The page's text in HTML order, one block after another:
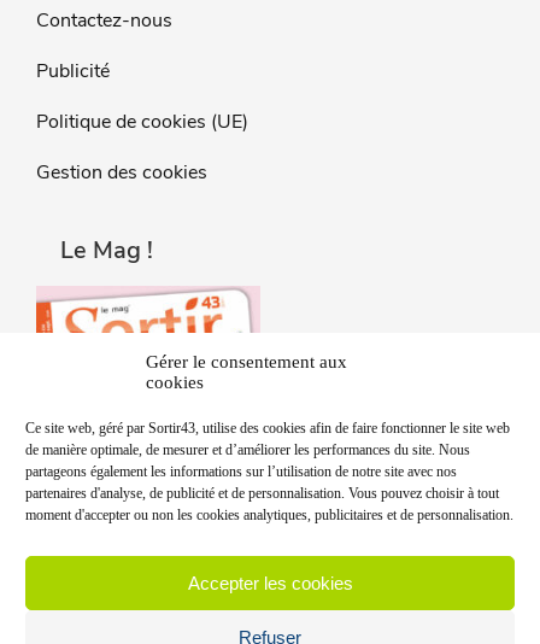
Gérer le consentement aux
cookies
Ce site web, géré par Sortir43, utilise des cookies afin de faire fonctionner le site web
de manière optimale, de mesurer et d’améliorer les performances du site. Nous
partageons également les informations sur l’utilisation de notre site avec nos
partenaires d'analyse, de publicité et de personnalisation. Vous pouvez choisir à tout
moment d'accepter ou non les cookies analytiques, publicitaires et de personnalisation.
Accepter les cookies
Refuser
Contactez-nous
Publicité
Politique de cookies (UE)
Gestion des cookies
Le Mag !